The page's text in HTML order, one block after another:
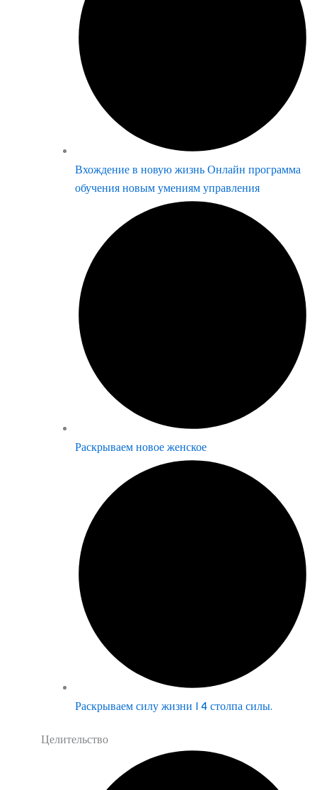
Вхождение в новую жизнь Онлайн программа
обучения новым умениям управления
Раскрываем новое женское
Раскрываем силу жизни | 4 столпа силы.
Целительство